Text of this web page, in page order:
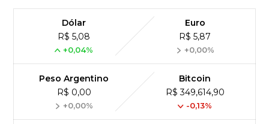
Dólar
R$ 5,08
+0,04%
Euro
R$ 5,87
+0,00%
Peso Argentino
R$ 0,00
+0,00%
Bitcoin
R$ 349,614,90
-0,13%